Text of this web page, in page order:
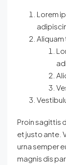
Lorem
Aliquam
Proin sagittis
et justo ante.
urna semper
magnis dis